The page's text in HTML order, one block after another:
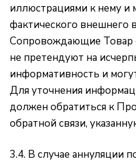
иллюстрациями к нему и
фактического внешнего
Сопровождающие Товар
не претендуют на
информативность и
Для уточнения
должен обратиться к
обратной связи,
3.4. В случае аннуляции